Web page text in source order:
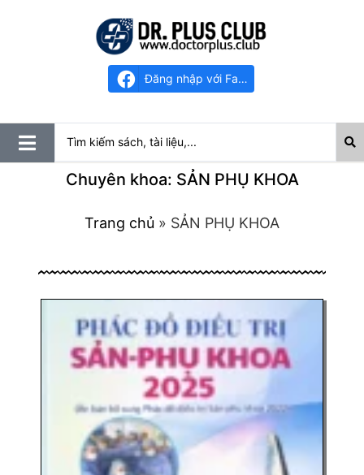
Đăng nhập với Facebook
Chuyên khoa: SẢN PHỤ KHOA
Trang chủ » SẢN PHỤ KHOA